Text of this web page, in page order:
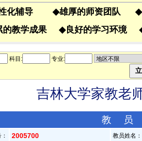
性化辅导 ◆雄厚的师资团队 ◆
的教学成果 ◆良好的学习环境
科目: 专业:
吉林大学家教老
教
2005700 教员姓名